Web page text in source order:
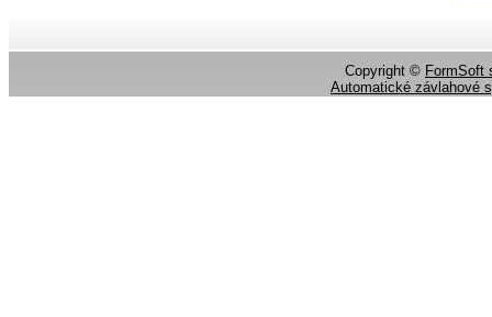
Copyright © FormSoft
Automatické závlahové